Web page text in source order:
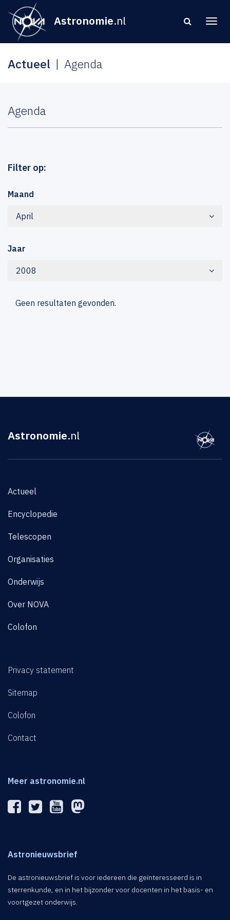
Astronomie.nl
Actueel Agenda
Agenda
Filter op:
Maand
April
Jaar
2008
Geen resultaten gevonden.
Astronomie.nl
Actueel
Encyclopedie
Telescopen
Organisaties
Onderwijs
Over NOVA
Colofon
Privacy statement
Sitemap
Colofon
Contact
Meer astronomie.nl
Astronieuwsbrief
De astronieuwsbrief is voor iedereen die geïnteresseerd is in
sterrenkunde, en in het bijzonder voor docenten in het basis- en
voortgezet onderwijs.